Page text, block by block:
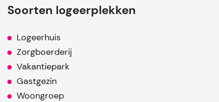
Soorten logeerplekken
Logeerhuis
Zorgboerderij
Vakantiepark
Gastgezin
Woongroep